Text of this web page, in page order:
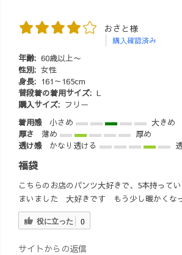
おさと様
購入確認済み
年齢: 60歳以上〜
性別: 女性
身長: 161～165cm
普段着の着用サイズ: L
購入サイズ: フリー
着用感
小さめ
大きめ
厚さ
薄め
厚め
透け感
かなり透ける
福袋
こちらのお店のパンツ大好きで、5本持って
まいました 大好きです もう少し暖かくな
役に立った
0
サイトからの返信